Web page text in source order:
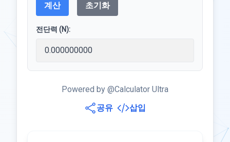
계산 초기화
전단력 (N):
Powered by @Calculator Ultra
공유
삽입